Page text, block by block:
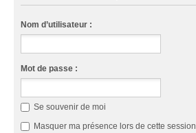
Nom d’utilisateur :
Mot de passe :
Se souvenir de moi
Masquer ma présence lors de cette session